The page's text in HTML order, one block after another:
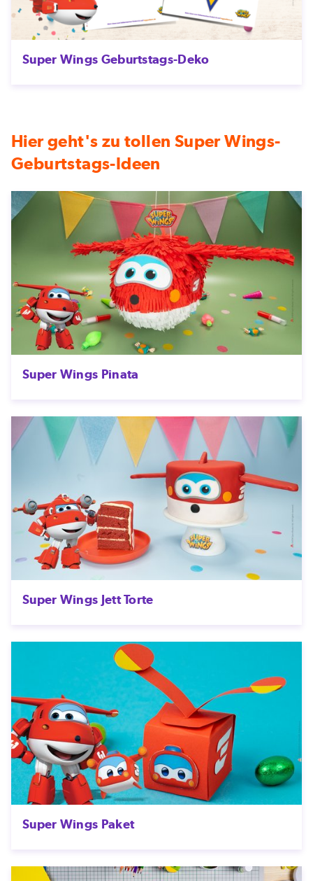
Super Wings Geburtstags-Deko
Hier geht's zu tollen Super Wings-
Geburtstags-Ideen
Super Wings Pinata
Super Wings Jett Torte
Super Wings Paket